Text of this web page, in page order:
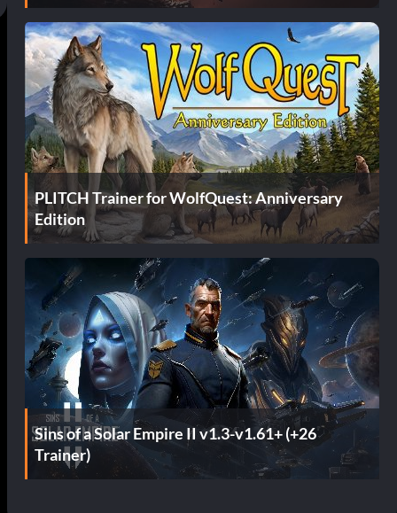
PLITCH Trainer for WolfQuest: Anniversary
Edition
Sins of a Solar Empire II v1.3-v1.61+ (+26
Trainer)